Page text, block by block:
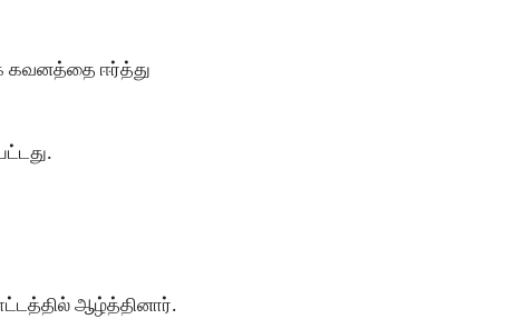
கவனத்தை ஈர்த்து
ஆழ்த்தினார்.